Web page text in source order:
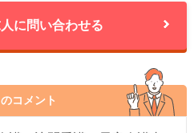
に問い合わせる
コメント